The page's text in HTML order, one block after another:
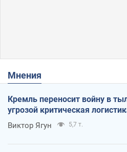
Мнения
Кремль переносит войну в
угрозой критическая
Виктор Ягун 5,7 т.